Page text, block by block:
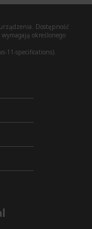
Dostępność
określonego
11-specifications).